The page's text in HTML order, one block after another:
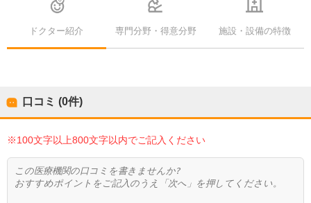
ドクター紹介 専門分野・得意分野 施設・設備の特徴
口コミ (0件)
※100文字以上800文字以内でご記入ください